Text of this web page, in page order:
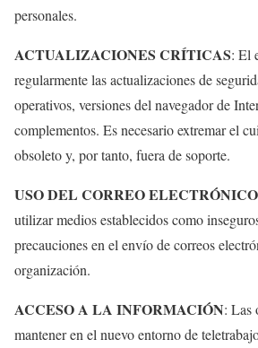
personales.
ACTUALIZACIONES CRÍTICAS: El
regularmente las actualizaciones de
operativos, versiones del navegador de
complementos. Es necesario extremar el
obsoleto y, por tanto, fuera de soporte.
USO DEL CORREO ELECTRÓNICO
utilizar medios establecidos como
precauciones en el envío de correos
organización.
ACCESO A LA INFORMACIÓN: Las
mantener en el nuevo entorno de